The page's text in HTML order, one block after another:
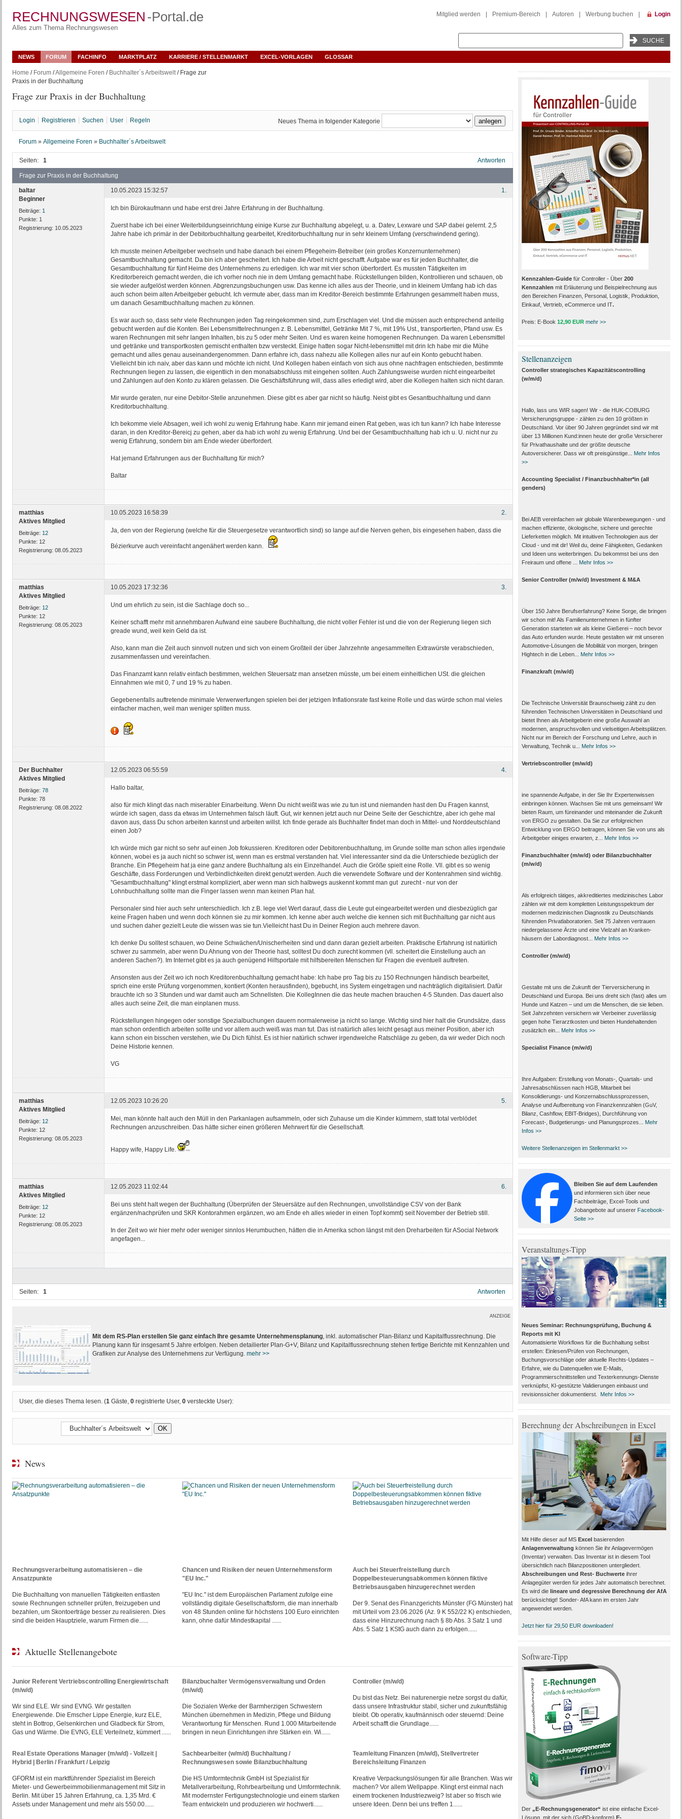
RECHNUNGSWESEN -Portal.de
Alles zum Thema Rechnungswesen
Mitglied werden Premium-Bereich Autoren Werbung buchen Login
NEWS FORUM FACHINFO MARKTPLATZ KARRIERE / STELLENMARKT EXCEL-VORLAGEN GLOSSAR
Home / Forum/Allgemeine Foren / Buchhalter´s Arbeitswelt/ Frage zur
Praxis in der Buchhaltung
Frage zur Praxis in der Buchhaltung
Login Registrieren Suchen User Regeln Neues Thema in folgender Kategorie
Forum » Allgemeine Foren » Buchhalter´s Arbeitswelt
Seiten: 1 Antworten
Frage zur Praxis in der Buchhaltung
baltar
Beginner
Beiträge: 1
Punkte: 1
Registrierung: 10.05.2023
1.
10.05.2023 15:32:57
Ich bin Bürokaufmann und habe erst drei Jahre Erfahrung in der Buchhaltung.
Zuerst habe ich bei einer Weiterbildungseinrichtung einige Kurse zur Buchhaltung abgelegt, u. a. Datev, Lexware und SAP dabei gelernt. 2,5
Jahre habe ich primär in der Debitorbuchhaltung gearbeitet, Kreditorbuchhaltung nur in sehr kleinem Umfang (verschwindend gering).
Ich musste meinen Arbeitgeber wechseln und habe danach bei einem Pflegeheim-Betreiber (ein großes Konzernunternehmen)
Gesamtbuchhaltung gemacht. Da bin ich aber gescheitert. Ich habe die Arbeit nicht geschafft. Aufgabe war es für jeden Buchhalter, die
Gesamtbuchhaltung für fünf Heime des Unternehmens zu erledigen. Ich war mit vier schon überfordert. Es mussten Tätigkeiten im
Kreditorbereich gemacht werden, die ich vorher noch nie in dem Umfang gemacht habe. Rückstellungen bilden, Kontrollieren und schauen, ob
sie wieder aufgelöst werden können. Abgrenzungsbuchungen usw. Das kenne ich alles aus der Theorie, und in kleinem Umfang hab ich das
auch schon beim alten Arbeitgeber gebucht. Ich vermute aber, dass man im Kreditor-Bereich bestimmte Erfahrungen gesammelt haben muss,
um danach Gesamtbuchhaltung machen zu können.
Es war auch so, dass sehr viele Rechnungen jeden Tag reingekommen sind, zum Erschlagen viel. Und die müssen auch entsprechend anteilig
gebucht werden auf die Konten. Bei Lebensmittelrechnungen z. B. Lebensmittel, Getränke Mit 7 %, mit 19% Ust., transportierten, Pfand usw. Es
waren Rechnungen mit sehr langen Inhalten, bis zu 5 oder mehr Seiten. Und es waren keine homogenen Rechnungen. Da waren Lebensmittel
und getränke und transportkosten gemischt enthalten bzw versteckt. Einige hatten sogar Nicht-lebensmittel mit drin Ich habe mir die Mühe
gemacht und alles genau auseinandergenommen. Dann erfahre ich, dass nahezu alle Kollegen alles nur auf ein Konto gebucht haben.
Vielleicht bin ich naiv, aber das kann und möchte ich nicht. Und Kollegen haben einfach von sich aus ohne nachfragen entschieden, bestimmte
Rechnungen liegen zu lassen, die eigentlich in den monatsabschluss mit eingehen sollten. Auch Zahlungsweise wurden nicht eingearbeitet
und Zahlungen auf den Konto zu klären gelassen. Die Geschäftsführung will, dass alles erledigt wird, aber die Kollegen halten sich nicht daran.
Mir wurde geraten, nur eine Debitor-Stelle anzunehmen. Diese gibt es aber gar nicht so häufig. Neist gibt es Gesantbuchhaltung und dann
Kreditorbuchhaltung.
Ich bekomme viele Absagen, weil ich wohl zu wenig Erfahrung habe. Kann mir jemand einen Rat geben, was ich tun kann? Ich habe Interesse
daran, in den Kreditor-Bereicj zu gehen, aber da hab ich wohl zu wenig Erfahrung. Und bei der Gesamtbuchhaltung hab ich u. U. nicht nur zu
wenig Erfahrung, sondern bin am Ende wieder überfordert.
Hat jemand Erfahrungen aus der Buchhaltung für mich?
Baltar
matthias
Aktives Mitglied
Beiträge: 12
Punkte: 12
Registrierung: 08.05.2023
2.
10.05.2023 16:58:39
Ja, den von der Regierung (welche für die Steuergesetze verantwortlich sind) so lange auf die Nerven gehen, bis eingesehen haben, dass die
Bézierkurve auch vereinfacht angenähert werden kann.
matthias
Aktives Mitglied
Beiträge: 12
Punkte: 12
Registrierung: 08.05.2023
3.
10.05.2023 17:32:36
Und um ehrlich zu sein, ist die Sachlage doch so...
Keiner schafft mehr mit annehmbaren Aufwand eine saubere Buchhaltung, die nicht voller Fehler ist und die von der Regierung liegen sich
greade wund, weil kein Geld da ist.
Also, kann man die Zeit auch sinnvoll nutzen und sich von einem Großteil der über Jahrzehnte angesammelten Extrawürste verabschieden,
zusammenfassen und vereinfachen.
Das Finanzamt kann relativ einfach bestimmen, welchen Steuersatz man ansetzen müsste, um bei einem einheitlichen USt. die gleichen
Einnahmen wie mit 0, 7 und 19 % zu haben.
Gegebenenfalls auftretende minimale Verwerwerfungen spielen bei der jetzigen Inflationsrate fast keine Rolle und das würde schon mal vieles
einfacher machen, weil man weniger splitten muss.
Der Buchhalter
Aktives Mitglied
Beiträge: 78
Punkte: 78
Registrierung: 08.08.2022
4.
12.05.2023 06:55:59
Hallo baltar,
also für mich klingt das nach miserabler Einarbeitung. Wenn Du nicht weißt was wie zu tun ist und niemanden hast den Du Fragen kannst,
würde ich sagen, dass da etwas im Unternehmen falsch läuft. Gut, wir kennen jetzt auch nur Deine Seite der Geschichtze, aber ich gehe mal
davon aus, dass Du schon arbeiten kannst und arbeiten willst. Ich finde gerade als Buchhalter findet man doch in Mittel- und Norddeutschland
einen Job?
Ich würde mich gar nicht so sehr auf einen Job fokussieren. Kreditoren oder Debitorenbuchhaltung, im Grunde sollte man schon alles irgendwie
können, wobei es ja auch nicht so schwer ist, wenn man es erstmal verstanden hat. Viel interessanter sind da die Unterschiede bezüglich der
Branche. Ein Pflegeheim hat ja eine ganz andere Buchhaltung als ein Einzelhandel. Auch die Größe spielt eine Rolle. Vll. gibt es so wenig
Geschäfte, dass Forderungen und Verbindlichkeiten direkt genutzt werden. Auch die verwendete Software und der Kontenrahmen sind wichtig.
"Gesamtbuchhaltung" klingt erstmal kompliziert, aber wenn man sich halbwegs auskennt kommt man gut zurecht - nur von der
Lohnbuchhaltung sollte man die Finger lassen wenn man keinen Plan hat.
Personaler sind hier auch sehr unterschiedlich. Ich z.B. lege viel Wert darauf, dass die Leute gut eingearbeitet werden und diesbezüglich gar
keine Fragen haben und wenn doch können sie zu mir kommen. Ich kenne aber auch welche die kennen sich mit Buchhaltung gar nicht aus
und suchen daher gezielt Leute die wissen was sie tun.Vielleicht hast Du in Deiner Region auch mehrere davon.
Ich denke Du solltest schauen, wo Deine Schwächen/Unischerheiten sind und dann daran gezielt arbeiten. Praktische Erfahrung ist natürlich
schwer zu sammeln, aber wenn Du Ahnung von der Theorie hast, solltest Du doch zurecht kommen (vll. scheitert die Einstellung auch an
anderen Sachen?). Im Internet gibt es ja auch genügend Hilfsportale mit hilfsbereiten Menschen für Fragen die eventuell auftreten.
Ansonsten aus der Zeit wo ich noch Kreditorenbuchhaltung gemacht habe: Ich habe pro Tag bis zu 150 Rechnungen händisch bearbeitet,
sprich eine erste Prüfung vorgenommen, kontiert (Konten herausfinden), bgebucht, ins System eingetragen und nachträglich digitalisiert. Dafür
brauchte ich so 3 Stunden und war damit auch am Schnellsten. Die KollegInnen die das heute machen brauchen 4-5 Stunden. Das dauert also
alles auch seine Zeit, die man einplanen muss.
Rückstellungen hingegen oder sonstige Spezialbuchungen dauern normalerweise ja nicht so lange. Wichtig sind hier halt die Grundsätze, dass
man schon ordentlich arbeiten sollte und vor allem auch weiß was man tut. Das ist natürlich alles leicht gesagt aus meiner Position, aber ich
kann schon ein bisschen verstehen, wie Du Dich fühlst. Es ist hier natürlich schwer irgendwelche Ratschläge zu geben, da wir weder Dich noch
Deine Historie kennen.
VG
matthias
Aktives Mitglied
Beiträge: 12
Punkte: 12
Registrierung: 08.05.2023
5.
12.05.2023 10:26:20
Mei, man könnte halt auch den Müll in den Parkanlagen aufsammeln, oder sich Zuhause um die Kinder kümmern, statt total verblödet
Rechnungen anzuschreiben. Das hätte sicher einen größeren Mehrwert für die Gesellschaft.
Happy wife, Happy Life.
matthias
Aktives Mitglied
Beiträge: 12
Punkte: 12
Registrierung: 08.05.2023
6.
12.05.2023 11:02:44
Bei uns steht halt wegen der Buchhaltung (Überprüfen der Steuersätze auf den Rechnungen, unvollständige CSV von der Bank
ergänzen/nachprüfen und SKR Kontorahmen ergänzen, wo am Ende eh alles wieder in einen Topf kommt) seit November der Betrieb still.
In der Zeit wo wir hier mehr oder weniger sinnlos Herumbuchen, hätten die in Amerika schon längst mit den Dreharbeiten für ASocial Network
angefagen...
Seiten: 1 Antworten
ANZEIGE
Mit dem RS-Plan erstellen Sie ganz einfach Ihre gesamte Unternehmensplanung, inkl. automatischer Plan-Bilanz und Kapitalflussrechnung. Die
Planung kann für insgesamt 5 Jahre erfolgen. Neben detailierter Plan-G+V, Bilanz und Kapitalflussrechnung stehen fertige Berichte mit Kennzahlen und
Grafiken zur Analyse des Unternehmens zur Verfügung. mehr >>
User, die dieses Thema lesen. (1 Gäste, 0registrierte User, 0versteckte User):
News
Rechnungsverarbeitung automatisieren – die
Ansatzpunkte
Die Buchhaltung von manuellen Tätigkeiten entlasten
sowie Rechnungen schneller prüfen, freizugeben und
bezahlen, um Skontoerträge besser zu realisieren. Dies
sind die beiden Hauptziele, warum Firmen die......
Chancen und Risiken der neuen Unternehmensform
"EU Inc."
"EU Inc." ist dem Europäischen Parlament zufolge eine
vollständig digitale Gesellschaftsform, die man innerhalb
von 48 Stunden online für höchstens 100 Euro einrichten
kann, ohne dafür Mindestkapital ......
Auch bei Steuerfreistellung durch
Doppelbesteuerungsabkommen können fiktive
Betriebsausgaben hinzugerechnet werden
Der 9. Senat des Finanzgerichts Münster (FG Münster) hat
mit Urteil vom 23.06.2026 (Az. 9 K 552/22 K) entschieden,
dass eine Hinzurechnung nach § 8b Abs. 3 Satz 1 und
Abs. 5 Satz 1 KStG auch dann zu erfolgen......
Aktuelle Stellenangebote
Junior Referent Vertriebscontrolling Energiewirtschaft
(m/w/d)
Wir sind ELE. Wir sind EVNG. Wir gestalten
Energiewende. Die Emscher Lippe Energie, kurz ELE,
steht in Bottrop, Gelsenkirchen und Gladbeck für Strom,
Gas und Wärme. Die EVNG, ELE Verteilnetz, kümmert ......
Bilanzbuchalter Vermögensverwaltung und Orden
(m/w/d)
Die Sozialen Werke der Barmherzigen Schwestern
München übernehmen in Medizin, Pflege und Bildung
Verantwortung für Menschen. Rund 1.000 Mitarbeitende
bringen in neun Einrichtungen ihre Stärken ein. Wi......
Controller (m/w/d)
Du bist das Netz. Bei naturenergie netze sorgst du dafür,
dass unsere Infrastruktur stabil, sicher und zukunftsfähig
bleibt. Ob operativ, kaufmännisch oder steuernd: Deine
Arbeit schafft die Grundlage......
Real Estate Operations Manager (m/w/d) - Vollzeit |
Hybrid | Berlin / Frankfurt / Leipzig
GFORM ist ein marktführender Spezialist im Bereich
Mieter- und Gewerbeimmobilienmanagement mit Sitz in
Berlin. Mit über 15 Jahren Erfahrung, ca. 1,35 Mrd. €
Assets under Management und mehr als 550.00......
Sachbearbeiter (w/m/d) Buchhaltung /
Rechnungswesen sowie Bilanzbuchhaltung
Die HS Umformtechnik GmbH ist Spezialist für
Metallverarbeitung, Rohrbearbeitung und Umformtechnik.
Mit modernster Fertigungstechnologie und einem starken
Team entwickeln und produzieren wir hochwerti......
Teamleitung Finanzen (m/w/d), Stellvertreter
Bereichsleitung Finanzen
Kreative Verpackungslösungen für alle Branchen. Was wir
machen? Vor allem Wellpappe. Klingt erst einmal nach
einem trockenen Industriezweig? Ist aber so frisch wie
unsere Ideen. Denn bei uns treffen 1......
Kennzahlen-Guidefür Controller - Über 200
Kennzahlen mit Erläuterung und Beispielrechnung aus
den Bereichen Finanzen, Personal, Logistik, Produktion,
Einkauf, Vertrieb, eCommerce und IT.
Preis: E-Book 12,90 EUR mehr >>
Stellenanzeigen
Controller strategisches Kapazitätscontrolling
(w/m/d)
Hallo, lass uns WIR sagen! Wir - die HUK-COBURG
Versicherungsgruppe - zählen zu den 10 größten in
Deutschland. Vor über 90 Jahren gegründet sind wir mit
über 13 Millionen Kund:innen heute der große Versicherer
für Privathaushalte und der größte deutsche
Autoversicherer. Dass wir oft preisgünstige...
Mehr Infos
>>
Accounting Specialist / Finanzbuchhalter*in (all
genders)
Bei AEB vereinfachen wir globale Warenbewegungen - und
machen effiziente, ökologische, sichere und gerechte
Lieferketten möglich. Mit intuitiven Technologien aus der
Cloud - und mit dir! Weil du, deine Fähigkeiten, Gedanken
und Ideen uns weiterbringen. Du bekommst bei uns den
Freiraum und offene ...
Mehr Infos >>
Senior Controller (m/w/d) Investment & M&A
Über 150 Jahre Berufserfahrung? Keine Sorge, die bringen
wir schon mit! Als Familienunternehmen in fünfter
Generation starteten wir als kleine Gießerei – noch bevor
das Auto erfunden wurde. Heute gestalten wir mit unseren
Automotive-Lösungen die Mobilität von morgen, bringen
Hightech in die Leben...
Mehr Infos >>
Finanzkraft (m/w/d)
Die Technische Universität Braunschweig zählt zu den
führenden Technischen Universitäten in Deutschland und
bietet Ihnen als Arbeit­geberin eine große Auswahl an
modernen, anspruchsvollen und vielseitigen Arbeits­plätzen.
Nicht nur im Bereich der Forschung und Lehre, auch in
Verwaltung, Technik u...
Mehr Infos >>
Vertriebscontroller (m/w/d)
ine spannende Aufgabe, in der Sie Ihr Expertenwissen
einbringen können. Wachsen Sie mit uns gemeinsam! Wir
bieten Raum, um füreinander und miteinander die Zukunft
von ERGO zu gestalten. Da Sie zur erfolgreichen
Entwicklung von ERGO beitragen, können Sie von uns als
Arbeitgeber einiges erwarten, z...
Mehr Infos >>
Finanzbuchhalter (m/w/d) oder Bilanzbuchhalter
(m/w/d)
Als erfolgreich tätiges, akkreditiertes medizinisches Labor
zählen wir mit dem kompletten Leistungs­spektrum der
modernen medizinischen Diagnostik zu Deutschlands
führenden Privat­laboratorien. Seit 75 Jahren vertrauen
nieder­gelassene Ärzte und eine Vielzahl an Kranken­
häusern der Labor­diagnost...
Mehr Infos >>
Controller (m/w/d)
Gestalte mit uns die Zukunft der Tierversicherung in
Deutschland und Europa. Bei uns dreht sich (fast) alles um
Hunde und Katzen – und um die Menschen, die sie lieben.
Seit Jahrzehnten versichern wir Vierbeiner zuverlässig
gegen hohe Tierarztkosten und bieten Hundehaltenden
zusätzlich ein...
Mehr Infos >>
Specialist Finance (m/w/d)
Ihre Aufgaben: Erstellung von Monats‑, Quartals‑ und
Jahresabschlüssen nach HGB, Mitarbeit bei
Konsolidierungs‑ und Konzernabschlussprozessen,
Analyse und Aufbereitung von Finanzkennzahlen (GuV,
Bilanz, Cashflow, EBIT-Bridges), Durchführung von
Forecast‑, Budgetierungs‑ und Planungsprozes...
Mehr
Infos >>
Weitere Stellenanzeigen im Stellenmarkt >>
Bleiben Sie auf dem Laufenden
und informieren sich über neue
Fachbeiträge, Excel-Tools und
Jobangebote auf unserer Facebook-
Seite >>
Veranstaltungs-Tipp
Neues Seminar: Rechnungsprüfung, Buchung &
Reports mit KI
Automatisierte Workflows für die Buchhaltung selbst
erstellen: Einlesen/Prüfen von Rechnungen,
Buchungsvorschläge oder aktuelle Rechts-Updates –
Erfahre, wie du Datenquellen wie E-Mails,
Programmierschnittstellen und Texterkennungs-Dienste
verknüpfst, KI-gestützte Validierungen einbaust und
revisionssicher dokumentierst.
Mehr Infos >>
Berechnung der Abschreibungen in Excel
Mit Hilfe dieser auf MS Excelbasierenden
Anlagenverwaltung können Sie ihr Anlagevermögen
(Inventar) verwalten. Das Inventar ist in diesem Tool
übersichtlich nach Bilanzpositionen untergliedert.
Abschreibungen und Rest- Buchwerteihrer
Anlagegüter werden für jedes Jahr automatisch berechnet.
Es wird die lineare und degressive Berechnung der AfA
berücksichtigt! Sonder- AfA kann im ersten Jahr
angewendet werden.
Jetzt hier für 29,50 EUR downloaden!
Software-Tipp
Der „E-Rechnungsgenerator“ ist eine einfache Excel-
Lösung, mit der sich (GoBD-konform) E-